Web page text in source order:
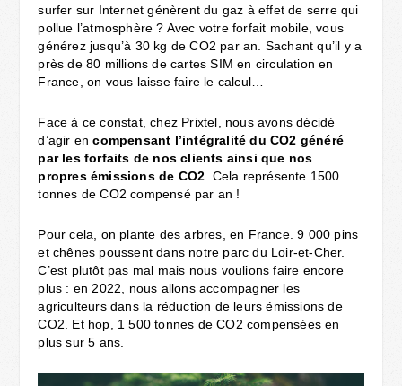
surfer sur Internet génèrent du gaz à effet de serre qui
pollue l’atmosphère ? Avec votre forfait mobile, vous
générez jusqu’à 30 kg de CO2 par an. Sachant qu’il y a
près de 80 millions de cartes SIM en circulation en
France, on vous laisse faire le calcul…
Face à ce constat, chez Prixtel, nous avons décidé
d’agir encompensant l’intégralité du CO2 généré
par les forfaits de nos clients ainsi que nos
propres émissions de CO2 . Cela représente 1500
tonnes de CO2 compensé par an !
Pour cela, on plante des arbres, en France. 9 000 pins
et chênes poussent dans notre parc du Loir-et-Cher.
C’est plutôt pas mal mais nous voulions faire encore
plus : en 2022, nous allons accompagner les
agriculteurs dans la réduction de leurs émissions de
CO2. Et hop, 1 500 tonnes de CO2 compensées en
plus sur 5 ans.